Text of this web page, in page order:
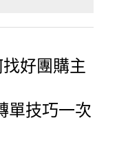
好團購主
單技巧一次